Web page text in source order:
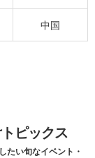
中国
ピックス
たい旬なイベント・